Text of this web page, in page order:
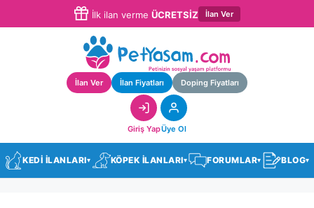
İlk ilan verme ÜCRETSİZ İlan Ver
İlan Ver İlan Fiyatları Doping Fiyatları
Giriş YapÜye Ol
KEDİ İLANLARI▾ KÖPEK İLANLARI▾ FORUMLAR▾ BLOG▾